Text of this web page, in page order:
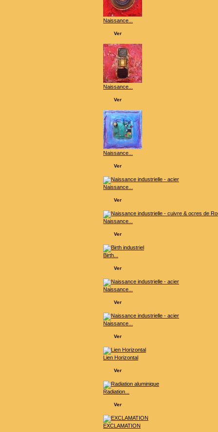
Naissance...
Ver
Naissance...
Ver
Naissance...
Ver
Naissance...
Ver
Naissance...
Ver
Birth...
Ver
Naissance...
Ver
Naissance...
Ver
Lien Horizontal
Ver
Radiation...
Ver
EXCLAMATION